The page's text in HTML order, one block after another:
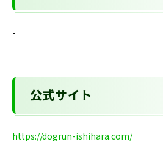
-
公式サイト
https://dogrun-ishihara.com/